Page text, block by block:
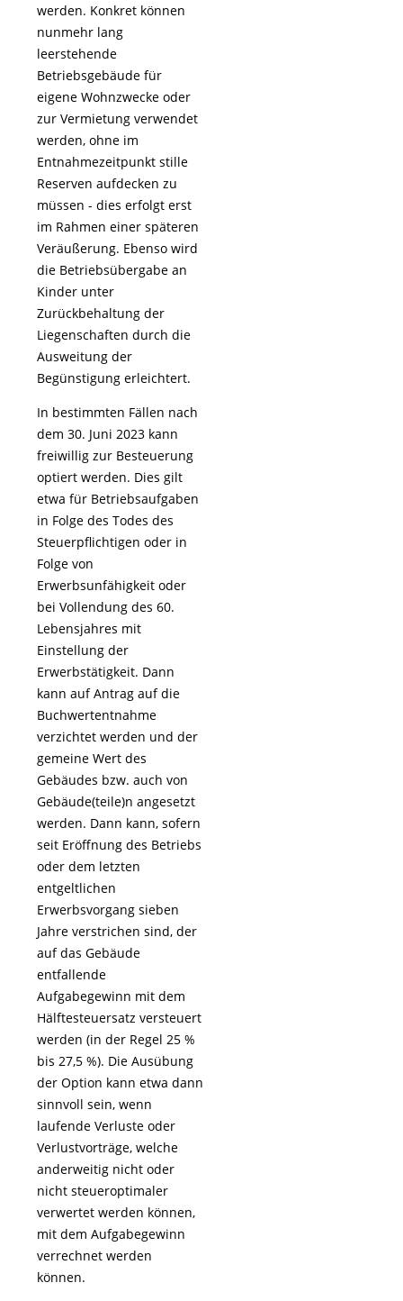
werden. Konkret können
nunmehr lang
leerstehende
Betriebsgebäude für
eigene Wohnzwecke oder
zur Vermietung verwendet
werden, ohne im
Entnahmezeitpunkt stille
Reserven aufdecken zu
müssen - dies erfolgt erst
im Rahmen einer späteren
Veräußerung. Ebenso wird
die Betriebsübergabe an
Kinder unter
Zurückbehaltung der
Liegenschaften durch die
Ausweitung der
Begünstigung erleichtert.
In bestimmten Fällen nach
dem 30. Juni 2023 kann
freiwillig zur Besteuerung
optiert werden. Dies gilt
etwa für Betriebsaufgaben
in Folge des Todes des
Steuerpflichtigen oder in
Folge von
Erwerbsunfähigkeit oder
bei Vollendung des 60.
Lebensjahres mit
Einstellung der
Erwerbstätigkeit. Dann
kann auf Antrag auf die
Buchwertentnahme
verzichtet werden und der
gemeine Wert des
Gebäudes bzw. auch von
Gebäude(teile)n angesetzt
werden. Dann kann, sofern
seit Eröffnung des Betriebs
oder dem letzten
entgeltlichen
Erwerbsvorgang sieben
Jahre verstrichen sind, der
auf das Gebäude
entfallende
Aufgabegewinn mit dem
Hälftesteuersatz versteuert
werden (in der Regel 25 %
bis 27,5 %). Die Ausübung
der Option kann etwa dann
sinnvoll sein, wenn
laufende Verluste oder
Verlustvorträge, welche
anderweitig nicht oder
nicht steueroptimaler
verwertet werden können,
mit dem Aufgabegewinn
verrechnet werden
können.